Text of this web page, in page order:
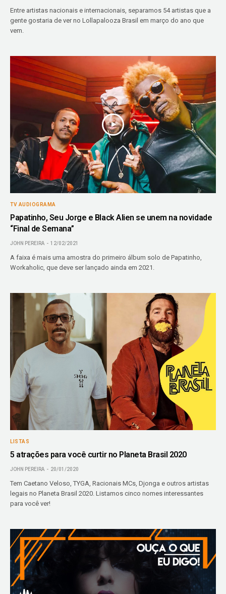
Entre artistas nacionais e internacionais, separamos 54 artistas que a
gente gostaria de ver no Lollapalooza Brasil em março do ano que
vem.
TV AUDIOGRAMA
Papatinho, Seu Jorge e Black Alien se unem na novidade
“Final de Semana”
JOHN PEREIRA 12/02/2021
A faixa é mais uma amostra do primeiro álbum solo de Papatinho,
Workaholic, que deve ser lançado ainda em 2021.
LISTAS
5 atrações para você curtir no Planeta Brasil 2020
JOHN PEREIRA 20/01/2020
Tem Caetano Veloso, TYGA, Racionais MCs, Djonga e outros artistas
legais no Planeta Brasil 2020. Listamos cinco nomes interessantes
para você ver!